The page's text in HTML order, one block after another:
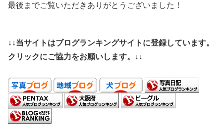
最後までご覧いただきありがとうございました！
↓↓当サイトはブログランキングサイトに登録しています。
クリックにご協力をお願いします。↓↓